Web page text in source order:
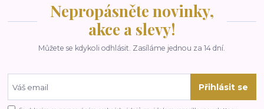
Nepropásněte novinky,
akce a slevy!
Můžete se kdykoli odhlásit. Zasíláme jednou za 14 dní.
Přihlásit se